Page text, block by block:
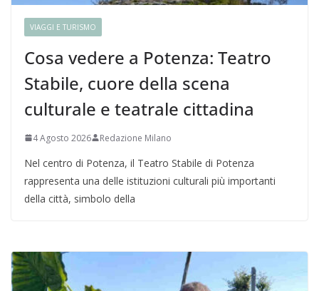
VIAGGI E TURISMO
Cosa vedere a Potenza: Teatro
Stabile, cuore della scena
culturale e teatrale cittadina
4 Agosto 2026 Redazione Milano
Nel centro di Potenza, il Teatro Stabile di Potenza
rappresenta una delle istituzioni culturali più importanti
della città, simbolo della